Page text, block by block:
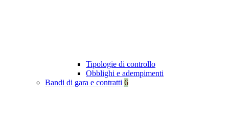
Tipologie di controllo
Obblighi e adempimenti
Bandi di gara e contratti 6